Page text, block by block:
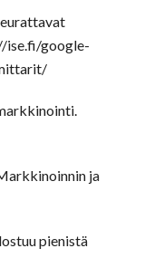
ise.fi/google-
ja
pienistä